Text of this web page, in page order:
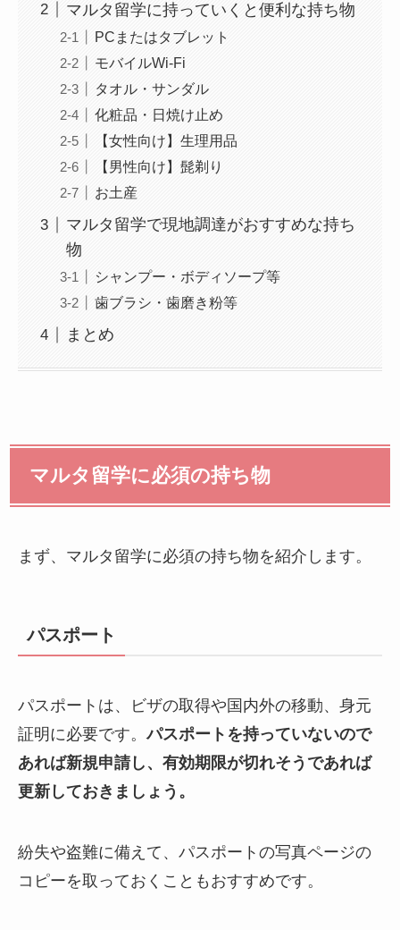
マルタ留学に持っていくと便利な持ち物
PCまたはタブレット
モバイルWi-Fi
タオル・サンダル
化粧品・日焼け止め
【女性向け】生理用品
【男性向け】髭剃り
お土産
マルタ留学で現地調達がおすすめな持ち
物
シャンプー・ボディソープ等
歯ブラシ・歯磨き粉等
まとめ
マルタ留学に必須の持ち物
まず、マルタ留学に必須の持ち物を紹介します。
パスポート
パスポートは、ビザの取得や国内外の移動、身元
証明に必要です。パスポートを持っていないので
あれば新規申請し、有効期限が切れそうであれば
更新しておきましょう。
紛失や盗難に備えて、パスポートの写真ページの
コピーを取っておくこともおすすめです。